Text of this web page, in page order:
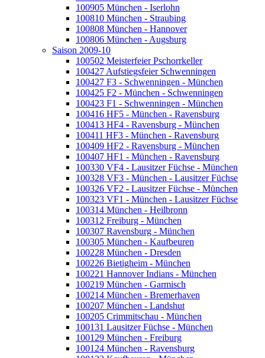
100905 München - Iserlohn
100810 München - Straubing
100808 München - Hannover
100806 München - Augsburg
Saison 2009-10
100502 Meisterfeier Pschorrkeller
100427 Aufstiegsfeier Schwenningen
100427 F3 - Schwenningen - München
100425 F2 - München - Schwenningen
100423 F1 - Schwenningen - München
100416 HF5 - München - Ravensburg
100413 HF4 - Ravensburg - München
100411 HF3 - München - Ravensburg
100409 HF2 - Ravensburg - München
100407 HF1 - München - Ravensburg
100330 VF4 - Lausitzer Füchse - München
100328 VF3 - München - Lausitzer Füchse
100326 VF2 - Lausitzer Füchse - München
100323 VF1 - München - Lausitzer Füchse
100314 München - Heilbronn
100312 Freiburg - München
100307 Ravensburg - München
100305 München - Kaufbeuren
100228 München - Dresden
100226 Bietigheim - München
100221 Hannover Indians - München
100219 München - Garmisch
100214 München - Bremerhaven
100207 München - Landshut
100205 Crimmitschau - München
100131 Lausitzer Füchse - München
100129 München - Freiburg
100124 München - Ravensburg